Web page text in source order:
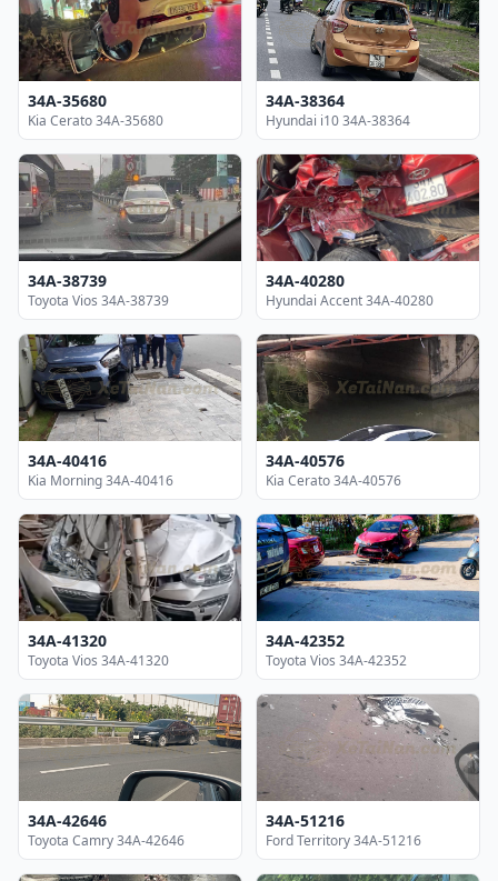
34A-35680
Kia Cerato 34A-35680
34A-38364
Hyundai i10 34A-38364
34A-38739
Toyota Vios 34A-38739
34A-40280
Hyundai Accent 34A-40280
34A-40416
Kia Morning 34A-40416
34A-40576
Kia Cerato 34A-40576
34A-41320
Toyota Vios 34A-41320
34A-42352
Toyota Vios 34A-42352
34A-42646
Toyota Camry 34A-42646
34A-51216
Ford Territory 34A-51216